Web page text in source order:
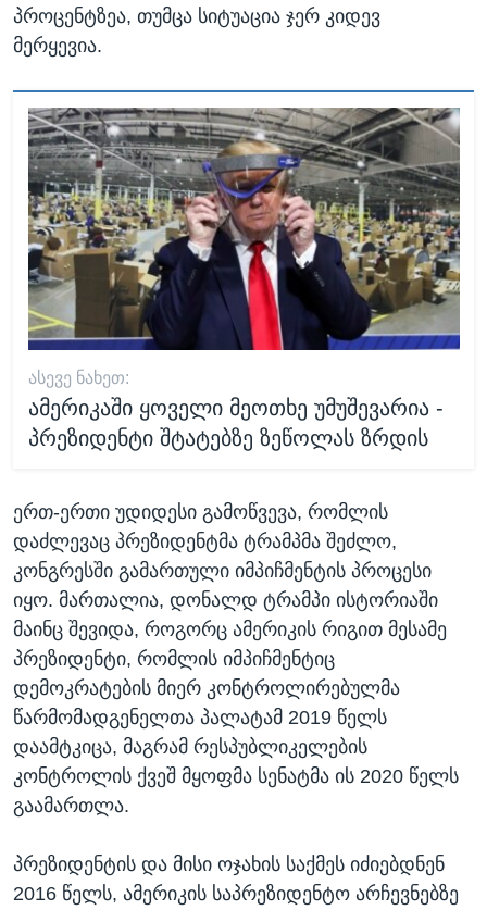
პროცენტზეა, თუმცა სიტუაცია ჯერ კიდევ
მერყევია.
ᲐᲡᲔᲕᲔ ᲜᲐᲮᲔᲗ:
ამერიკაში ყოველი მეოთხე უმუშევარია -
პრეზიდენტი შტატებზე ზეწოლას ზრდის
ერთ-ერთი უდიდესი გამოწვევა, რომლის
დაძლევაც პრეზიდენტმა ტრამპმა შეძლო,
კონგრესში გამართული იმპიჩმენტის პროცესი
იყო. მართალია, დონალდ ტრამპი ისტორიაში
მაინც შევიდა, როგორც ამერიკის რიგით მესამე
პრეზიდენტი, რომლის იმპიჩმენტიც
დემოკრატების მიერ კონტროლირებულმა
წარმომადგენელთა პალატამ 2019 წელს
დაამტკიცა, მაგრამ რესპუბლიკელების
კონტროლის ქვეშ მყოფმა სენატმა ის 2020 წელს
გაამართლა.
პრეზიდენტის და მისი ოჯახის საქმეს იძიებდნენ
2016 წელს, ამერიკის საპრეზიდენტო არჩევნებზე